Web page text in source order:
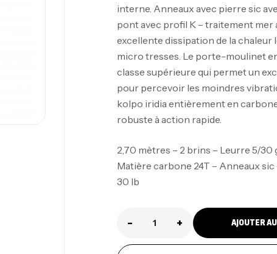
interne. Anneaux avec pierre sic
pont avec profil K – traitement mer
excellente dissipation de la chaleur
micro tresses. Le porte-moulinet
classe supérieure qui permet un
pour percevoir les moindres
kolpo iridia entièrement en
robuste à action rapide.
2,70 mètres – 2 brins – Leurre 5/30
Matière carbone 24T – Anneaux sic
30 lb
- + AJOUTER
Canne Jigging
1.83m 120/250gr
د.ت379,000